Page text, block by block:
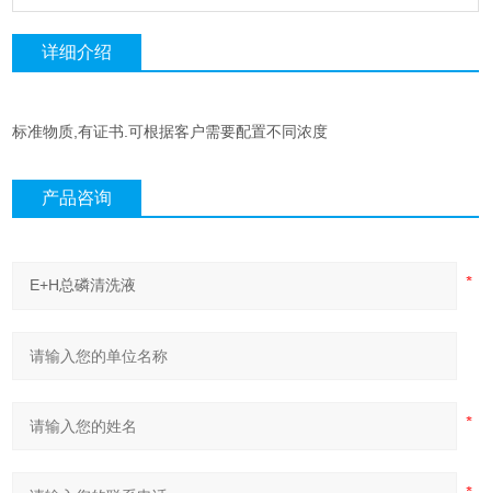
详细介绍
标准物质,有证书.可根据客户需要配置不同浓度
产品咨询